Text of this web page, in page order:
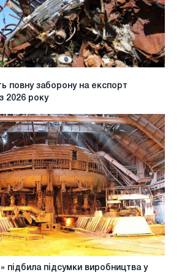
повну заборону на експорт
2026 року
підбила підсумки виробництва у